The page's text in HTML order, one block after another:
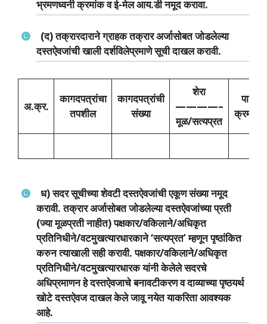
भ्रमणध्‍वनी क्रमांक व ई-मेल आय.डी नमूद करावा.
(द) तक्रारदाराने ग्राहक तक्रार अर्जासोबत जोडलेल्‍या
दस्‍तऐवजांची खाली दर्शविलेप्रमाणे सूची दाखल करावी.
अ.क्र.
कागदपत्रांचा
तपशील
कागदपत्रांची
संख्‍या
शेरा
————–
मूळ/सत्‍यप्रत
पान
क्रमांक
ध) सदर सूचीच्‍या शेवटी दस्‍तऐवजांची एकूण संख्‍या नमूद
करावी. तक्रार अर्जासोबत जोडलेल्‍या दस्‍तऐवजांच्‍या प्रती
(ज्‍या मूळप्रती नाहीत) पक्षकार/वकिलाने/अधिकृत
प्रतिनिधीने/वटमुखत्‍यारधारकाने ‘सत्‍यप्रत’ म्‍हणून पृष्‍ठांकित
करुन त्‍याखाली सही करावी. पक्षकार/वकिलाने/अधिकृत
प्रतिनिधीने/वटमुखत्‍यारधारक यांनी केलेले सदरचे
अधिप्रमाणन हे दस्‍तऐवजाचे बनावटीकरण व दाव्‍याच्‍या पृष्‍ठयर्थ
खोटे दस्‍तऐवज दाखल केले जावू नयेत याकरिता आवश्‍यक
आहे.